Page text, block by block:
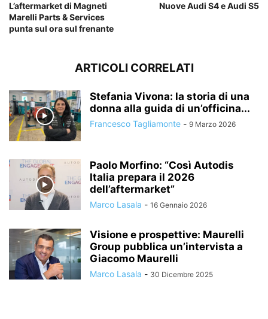
L’aftermarket di Magneti
Marelli Parts & Services
punta sul ora sul frenante
Nuove Audi S4 e Audi S5
ARTICOLI CORRELATI
Stefania Vivona: la storia di una
donna alla guida di un’officina...
Francesco Tagliamonte - 9 Marzo 2026
Paolo Morfino: “Così Autodis
Italia prepara il 2026
dell’aftermarket”
Marco Lasala - 16 Gennaio 2026
Visione e prospettive: Maurelli
Group pubblica un’intervista a
Giacomo Maurelli
Marco Lasala - 30 Dicembre 2025